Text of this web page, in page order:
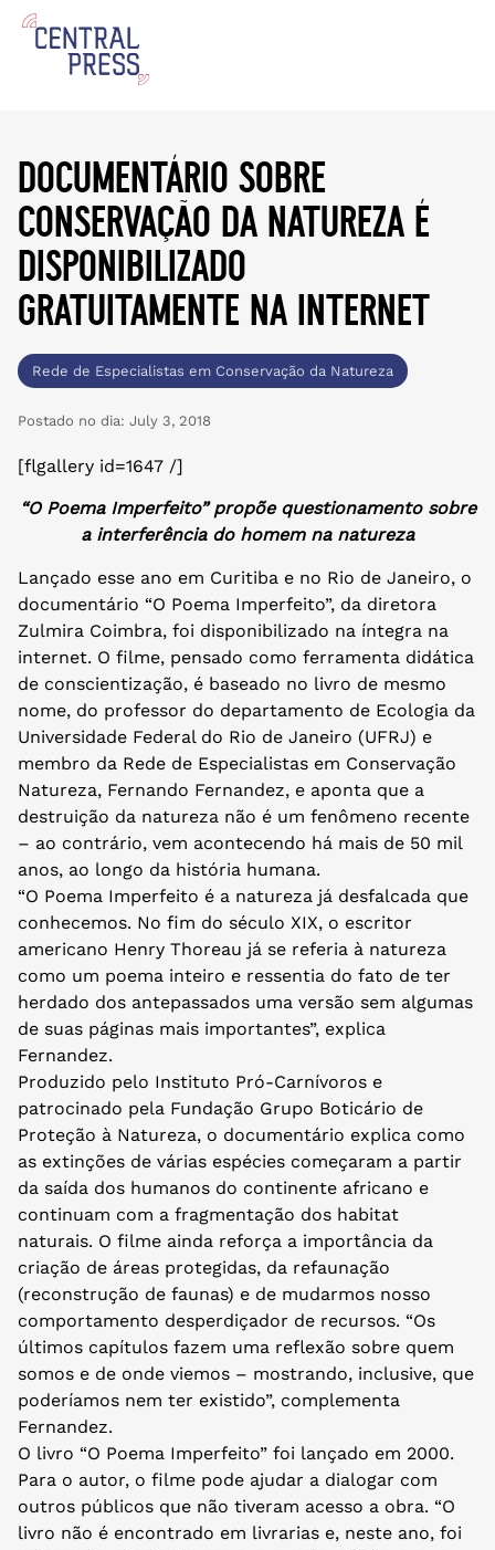
documentário sobre
conservação da natureza é
disponibilizado
gratuitamente na internet
Rede de Especialistas em Conservação da Natureza
Postado no dia: July 3, 2018
[flgallery id=1647 /]
“O Poema Imperfeito” propõe questionamento sobre
a interferência do homem na natureza
Lançado esse ano em Curitiba e no Rio de Janeiro, o
documentário “O Poema Imperfeito”, da diretora
Zulmira Coimbra, foi disponibilizado na íntegra na
internet. O filme, pensado como ferramenta didática
de conscientização, é baseado no livro de mesmo
nome, do professor do departamento de Ecologia da
Universidade Federal do Rio de Janeiro (UFRJ) e
membro da Rede de Especialistas em Conservação
Natureza, Fernando Fernandez, e aponta que a
destruição da natureza não é um fenômeno recente
– ao contrário, vem acontecendo há mais de 50 mil
anos, ao longo da história humana.
“O Poema Imperfeito é a natureza já desfalcada que
conhecemos. No fim do século XIX, o escritor
americano Henry Thoreau já se referia à natureza
como um poema inteiro e ressentia do fato de ter
herdado dos antepassados uma versão sem algumas
de suas páginas mais importantes”, explica
Fernandez.
Produzido pelo Instituto Pró-Carnívoros e
patrocinado pela Fundação Grupo Boticário de
Proteção à Natureza, o documentário explica como
as extinções de várias espécies começaram a partir
da saída dos humanos do continente africano e
continuam com a fragmentação dos habitat
naturais. O filme ainda reforça a importância da
criação de áreas protegidas, da refaunação
(reconstrução de faunas) e de mudarmos nosso
comportamento desperdiçador de recursos. “Os
últimos capítulos fazem uma reflexão sobre quem
somos e de onde viemos – mostrando, inclusive, que
poderíamos nem ter existido”, complementa
Fernandez.
O livro “O Poema Imperfeito” foi lançado em 2000.
Para o autor, o filme pode ajudar a dialogar com
outros públicos que não tiveram acesso a obra. “O
livro não é encontrado em livrarias e, neste ano, foi